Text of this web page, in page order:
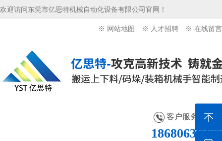
欢迎访问东莞市亿思特机械自动化设备有限公司官网！
※ 网站地图 ※ 人才招聘 ※ 在线留言
客户服务热线：
18680636276